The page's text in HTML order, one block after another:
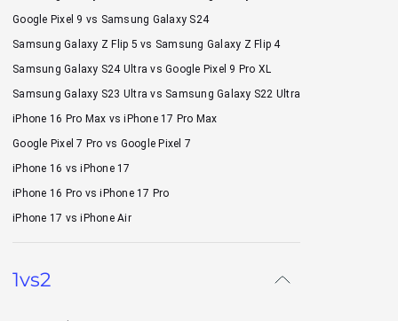
Google Pixel 9 vs Samsung Galaxy S24
Samsung Galaxy Z Flip 5 vs Samsung Galaxy Z Flip 4
Samsung Galaxy S24 Ultra vs Google Pixel 9 Pro XL
Samsung Galaxy S23 Ultra vs Samsung Galaxy S22 Ultra
iPhone 16 Pro Max vs iPhone 17 Pro Max
Google Pixel 7 Pro vs Google Pixel 7
iPhone 16 vs iPhone 17
iPhone 16 Pro vs iPhone 17 Pro
iPhone 17 vs iPhone Air
1vs2